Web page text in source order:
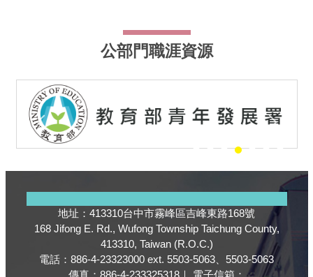
公部門職涯資源
地址：413310台中市霧峰區吉峰東路168號
168 Jifong E. Rd., Wufong Township Taichung County,
413310, Taiwan (R.O.C.)
電話：886-4-23323000 ext. 5503-5063、5503-5063